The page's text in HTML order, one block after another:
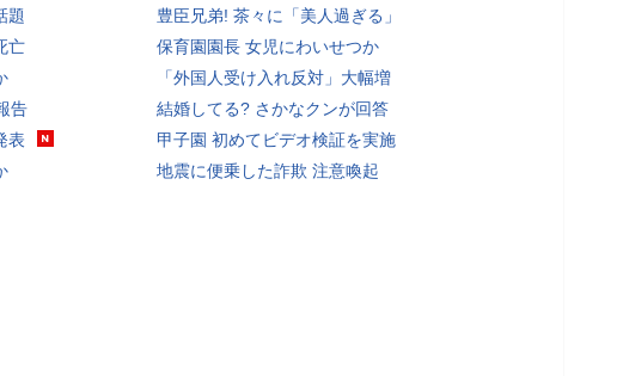
題
亡
告
表
豊臣兄弟! 茶々に「美人過ぎる」
保育園園長 女児にわいせつか
「外国人受け入れ反対」大幅増
結婚してる? さかなクンが回答
甲子園 初めてビデオ検証を実施
地震に便乗した詐欺 注意喚起